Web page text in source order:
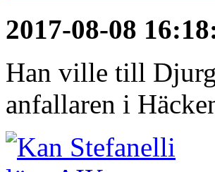
2017-08-08 16:18
Han ville till
anfallaren i